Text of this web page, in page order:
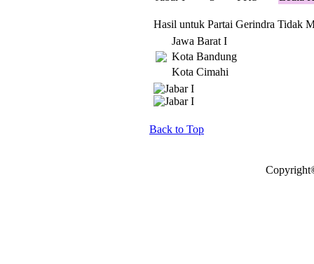
Hasil untuk Partai Gerindra Tidak
Jawa Barat I
Kota Bandung
Kota Cimahi
Back to Top